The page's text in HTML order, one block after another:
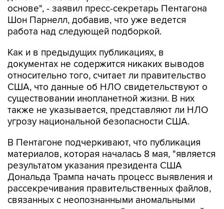
работа над следующей подборкой.
Как и в предыдущих публикациях, в
относительно того, считает ли правительство
США, что данные об НЛО свидетельствуют о
существовании инопланетной жизни. В них
также не указывается, представляют ли НЛО
угрозу национальной безопасности США.
В Пентагоне подчеркивают, что публикация
результатом указания президента США
Дональда Трампа начать процесс выявления и
рассекречивания правительственных файлов,
связанных с неопознанными аномальными
явлениями, в интересах обеспечения полной
прозрачности".